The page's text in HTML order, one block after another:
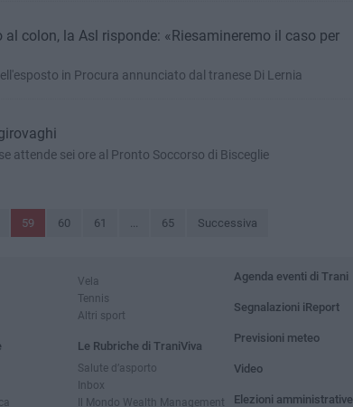
colon, la Asl risponde: «Riesamineremo il caso per
in Procura annunciato dal tranese Di Lernia
attende sei ore al Pronto Soccorso di Bisceglie
59 60 61 ... 65 Successiva
Vela
Tennis
Altri sport
Le Rubriche di TraniViva
Salute d’asporto
Inbox
Il Mondo Wealth Management
Agenda eventi di Trani
Segnalazioni iReport
Previsioni meteo
Video
Elezioni amministrative